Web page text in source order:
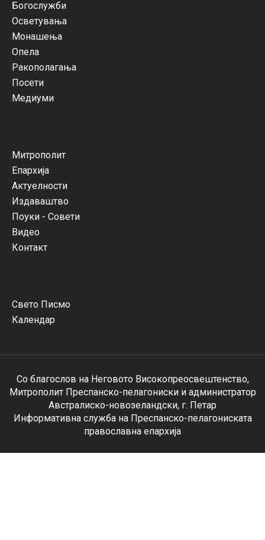
Богослужби
Осветувања
Монашења
Опела
Ракополагања
Посети
Медиуми
Митрополит
Епархија
Актуелности
Издаваштво
Поуки - Совети
Видео
Контакт
Свето Писмо
Календар
Со благослов на Неговото Високопреосвештенство,
Митрополит Преспанско-пелагониски и администратор
Австралиско-новозеландски, г. Петар
Информативна служба на Преспанско-пелагониската
православна епархија